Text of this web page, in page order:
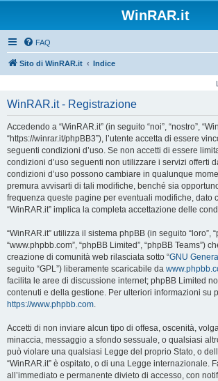
WinRAR.it
FAQ
Sito di WinRAR.it Indice
WinRAR.it - Registrazione
Accedendo a “WinRAR.it” (in seguito “noi”, “nostro”,
“https://winrar.it/phpBB3”), l’utente accetta di essere
seguenti condizioni d’uso. Se non accetti di essere
condizioni d’uso seguenti non utilizzare i servizi offerti
condizioni d’uso possono cambiare in qualunque
premura avvisarti di tali modifiche, benché sia
frequenza queste pagine per eventuali modifiche, dato
“WinRAR.it” implica la completa accettazione delle
“WinRAR.it” utilizza il sistema phpBB (in seguito “loro”,
“www.phpbb.com”, “phpBB Limited”, “phpBB Teams”)
creazione di comunità web rilasciata sotto “GNU
seguito “GPL”) liberamente scaricabile da
facilita le aree di discussione internet; phpBB Limited
contenuti e della gestione. Per ulteriori informazioni su
https://www.phpbb.com.
Accetti di non inviare alcun tipo di offesa, oscenità,
minaccia, messaggio a sfondo sessuale, o qualsiasi
può violare una qualsiasi Legge del proprio Stato, o
“WinRAR.it” è ospitato, o di una Legge internazionale.
all’immediato e permanente divieto di accesso, con